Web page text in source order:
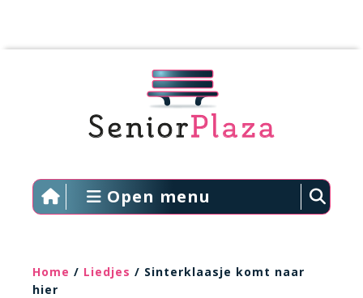
Open menu
Home / Liedjes / Sinterklaasje komt naar
hier